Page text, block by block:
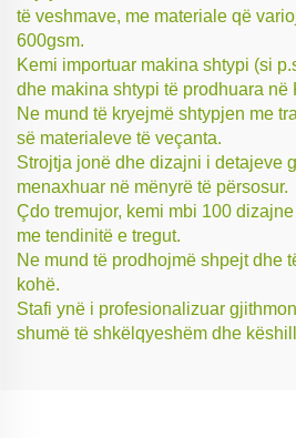
të veshmave, me materiale që
600gsm.
Kemi importuar makina shtypi (si
dhe makina shtypi të prodhuara në
Ne mund të kryejmë shtypjen me
së materialeve të veçanta.
Strojtja jonë dhe dizajni i detajeve
menaxhuar në mënyrë të përsosur.
Çdo tremujor, kemi mbi 100
me tendinitë e tregut.
Ne mund të prodhojmë shpejt dhe
kohë.
Stafi ynë i profesionalizuar
shumë të shkëlqyeshëm dhe